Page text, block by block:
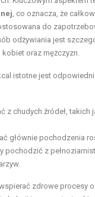
, co oznacza, że
do
odżywiania jest
kobiet oraz mężczyzn.
istotne jest
z chudych źródeł, takich
głównie pochodzenia
pochodzić z
zdrowe procesy